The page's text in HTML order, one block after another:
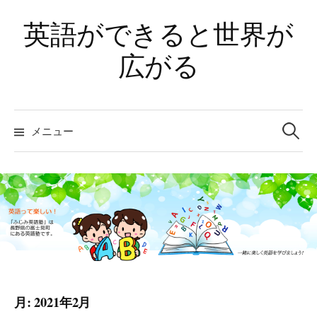
ン
プ
英語ができると世界が
広がる
メニュー
検
索:
月:2021年2月